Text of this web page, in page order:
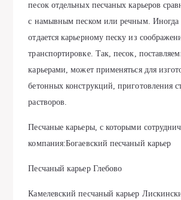
песок отдельных песчаных карьеров
с намывным песком или речным. Иногда
отдается карьерному песку из
транспортировке. Так, песок,
карьерами, может применяться для
бетонных конструкций, приготовления
растворов.
Песчаные карьеры, с которыми
компания:Богаевский песчаный карьер
Песчаный карьер Глебово
Камелевский песчаный карьер